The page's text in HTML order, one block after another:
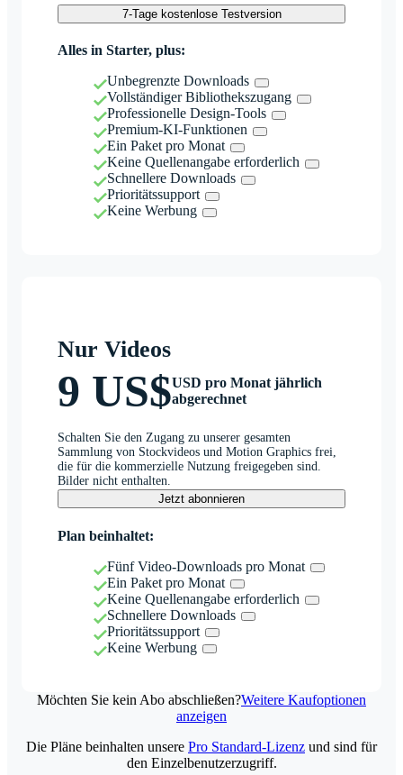
7-Tage kostenlose Testversion
Alles in Starter, plus:
Unbegrenzte Downloads
Vollständiger Bibliothekszugang
Professionelle Design-Tools
Premium-KI-Funktionen
Ein Paket pro Monat
Keine Quellenangabe erforderlich
Schnellere Downloads
Prioritätssupport
Keine Werbung
Nur Videos
9 US$USD pro Monat jährlich
abgerechnet
Schalten Sie den Zugang zu unserer gesamten
Sammlung von Stockvideos und Motion Graphics frei,
die für die kommerzielle Nutzung freigegeben sind.
Bilder nicht enthalten.
Jetzt abonnieren
Plan beinhaltet:
Fünf Video-Downloads pro Monat
Ein Paket pro Monat
Keine Quellenangabe erforderlich
Schnellere Downloads
Prioritätssupport
Keine Werbung
Möchten Sie kein Abo abschließen?Weitere Kaufoptionen
anzeigen
Die Pläne beinhalten unsere Pro Standard-Lizenz und sind für
den Einzelbenutzerzugriff.